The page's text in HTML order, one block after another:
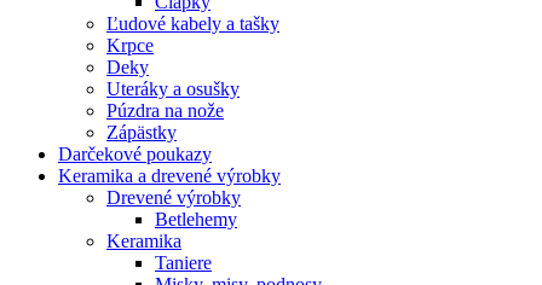
Ľudové kabely a tašky
Krpce
Deky
Uteráky a osušky
Púzdra na nože
Zápästky
Darčekové poukazy
Keramika a drevené výrobky
Drevené výrobky
Betlehemy
Keramika
Taniere